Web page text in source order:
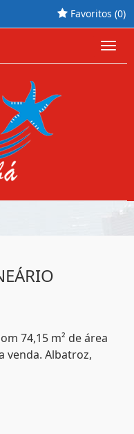
Favoritos (0)
74,15 m² de área
venda. Albatroz,